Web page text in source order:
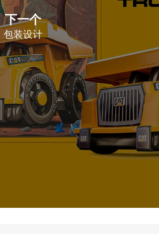
下一个
包装设计